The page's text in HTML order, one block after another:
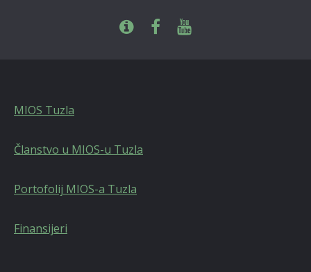
MIOS Tuzla
Članstvo u MIOS-u Tuzla
Portofolij MIOS-a Tuzla
Finansijeri